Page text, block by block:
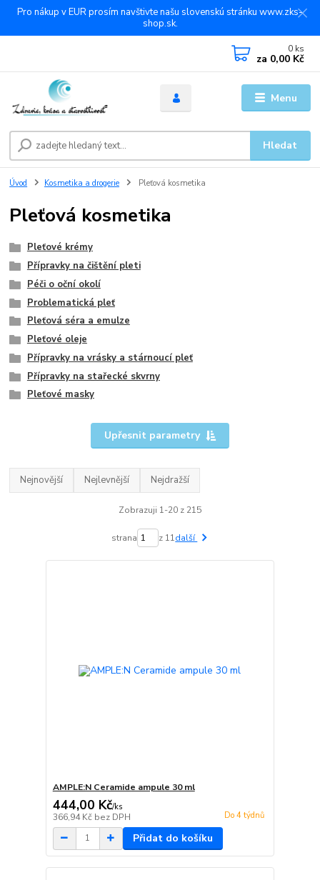
Pro nákup v EUR prosím navštivte našu slovenskú stránku www.zks-
shop.sk.
Menu
Hledat
0 ks
za 0,00 Kč
Úvod Kosmetika a drogerie Pleťová kosmetika
Pleťová kosmetika
Pleťové krémy
Přípravky na čištění pleti
Péči o oční okolí
Problematická pleť
Pleťová séra a emulze
Pleťové oleje
Přípravky na vrásky a stárnoucí pleť
Přípravky na stařecké skvrny
Pleťové masky
Upřesnit parametry
Nejnovější Nejlevnější Nejdražší
Zobrazuji 1-20 z 215
strana z 11další
AMPLE:N Ceramide ampule 30 ml
444,00 Kč/ks
366,94 Kč bez DPH Do 4 týdnů
Přidat do košíku